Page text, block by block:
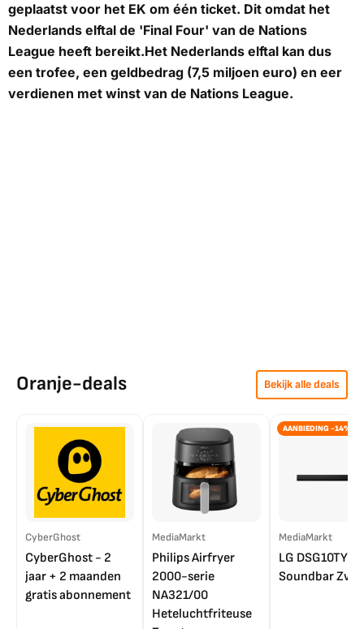
geplaatst voor het EK om één ticket. Dit omdat het
Nederlands elftal de 'Final Four' van de Nations
League heeft bereikt.Het Nederlands elftal kan dus
een trofee, een geldbedrag (7,5 miljoen euro) en eer
verdienen met winst van de Nations League.
Oranje-deals Bekijk alle deals
CyberGhost
CyberGhost - 2
jaar + 2 maanden
gratis abonnement
MediaMarkt
Philips Airfryer
2000-serie
NA321/00
Heteluchtfriteuse
AANBIEDING -14%
MediaMarkt
LG DSG10TY
Soundbar